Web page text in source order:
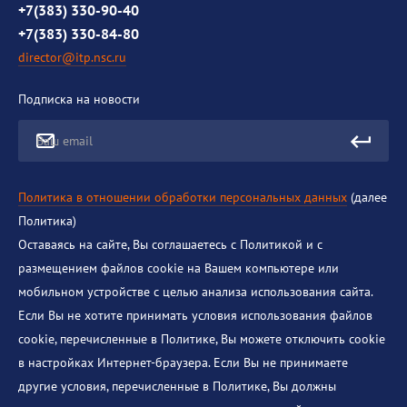
Противодействие коррупции
+7(383) 330-90-40
+7(383) 330-84-80
director@itp.nsc.ru
Подписка на новости
Ваш email
Политика в отношении обработки персональных данных (далее
Политика)
Оставаясь на сайте, Вы соглашаетесь с Политикой и с
размещением файлов cookie на Вашем компьютере или
мобильном устройстве с целью анализа использования сайта.
Если Вы не хотите принимать условия использования файлов
cookie, перечисленные в Политике, Вы можете отключить cookie
в настройках Интернет-браузера. Если Вы не принимаете
другие условия, перечисленные в Политике, Вы должны